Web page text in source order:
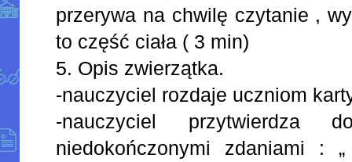
przerywa na chwilę czytanie ,
to część ciała ( 3 min)
5. Opis zwierzątka.
-nauczyciel rozdaje uczniom
-nauczyciel
niedokończonymi zdaniami :